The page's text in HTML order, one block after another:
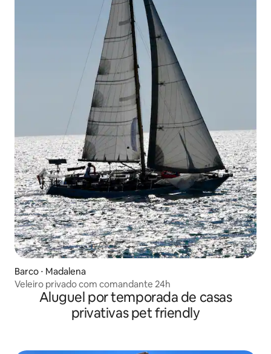
Barco ⋅ Madalena
Veleiro privado com comandante 24h
Aluguel por temporada de casas
privativas pet friendly